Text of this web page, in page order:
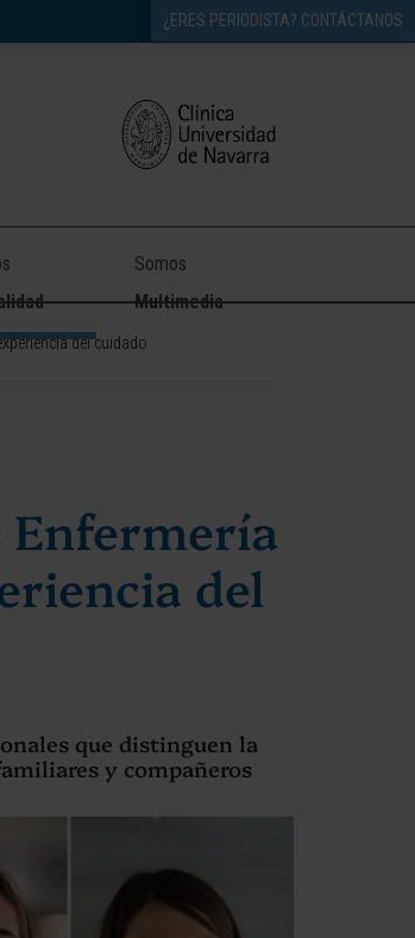
¿ERES PERIODISTA? CONTÁCTANOS
Somos
Multimedia
del cuidado
Enfermería
del
que distinguen la
y compañeros